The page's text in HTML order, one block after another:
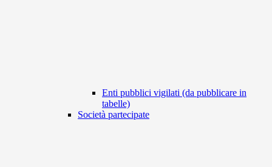
Enti pubblici vigilati (da pubblicare in
tabelle)
Società partecipate